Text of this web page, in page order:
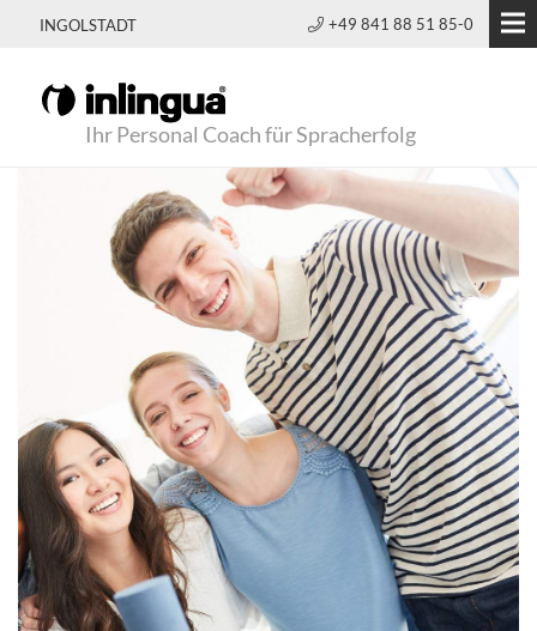
INGOLSTADT +49 841 88 51 85-0
Ihr Personal Coach für Spracherfolg